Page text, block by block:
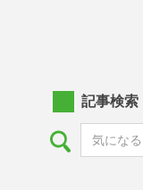
記事検索